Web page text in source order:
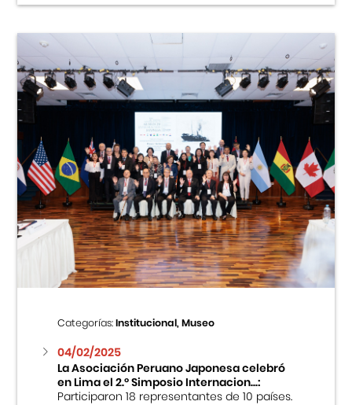
Categorías:Institucional, Museo
04/02/2025
La Asociación Peruano Japonesa celebró
en Lima el 2.º Simposio Internacion...:
Participaron 18 representantes de 10 países.